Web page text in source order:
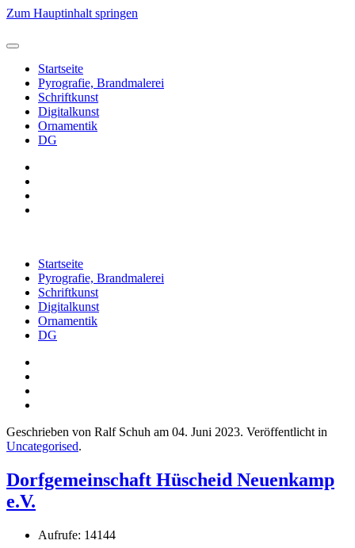
Zum Hauptinhalt springen
Startseite
Pyrografie, Brandmalerei
Schriftkunst
Digitalkunst
Ornamentik
DG
Startseite
Pyrografie, Brandmalerei
Schriftkunst
Digitalkunst
Ornamentik
DG
Geschrieben von Ralf Schuh am 04. Juni 2023. Veröffentlicht in
Uncategorised.
Dorfgemeinschaft Hüscheid Neuenkamp
e.V.
Aufrufe: 14144